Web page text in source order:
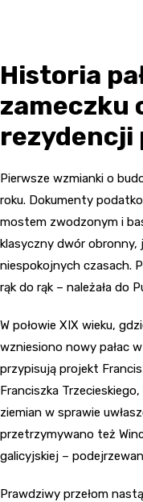
Historia
zameczku
rezydencji
Pierwsze wzmianki o
roku. Dokumenty
mostem zwodzonym i
klasyczny dwór obronny,
niespokojnych czasach.
rąk do rąk – należała do
W połowie XIX wieku,
wzniesiono nowy pałac
przypisują projekt
Franciszka
ziemian w sprawie
przetrzymywano też
galicyjskiej –
Prawdziwy przełom